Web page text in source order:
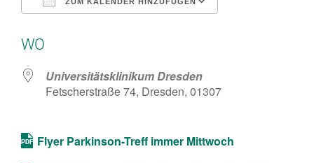
WO
Universitätsklinikum Dresden
Fetscherstraße 74, Dresden, 01307
Flyer Parkinson-Treff immer Mittwoch